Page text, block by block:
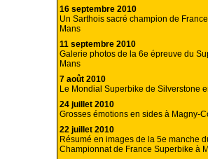
16 septembre 2010
Un Sarthois sacré champion de
Mans
11 septembre 2010
Galerie photos de la 6e épreuve du
Mans
7 août 2010
Le Mondial Superbike de Silverstone
24 juillet 2010
Grosses émotions en sides à Magny-
22 juillet 2010
Résumé en images de la 5e manche
Championnat de France Superbike à